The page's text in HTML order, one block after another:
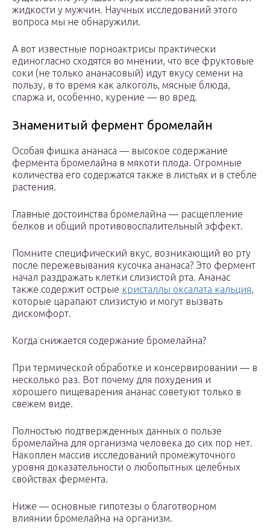
жидкости у мужчин. Научных исследований этого
вопроса мы не обнаружили.
А вот известные порноактрисы практически
единогласно сходятся во мнении, что все фруктовые
соки (не только ананасовый) идут вкусу семени на
пользу, в то время как алкоголь, мясные блюда,
спаржа и, особенно, курение — во вред.
Знаменитый фермент бромелайн
Особая фишка ананаса — высокое содержание
фермента бромелайна в мякоти плода. Огромные
количества его содержатся также в листьях и в стебле
растения.
Главные достоинства бромелайна — расщепление
белков и общий противовоспалительный эффект.
Помните специфический вкус, возникающий во рту
после пережевывания кусочка ананаса? Это фермент
начал раздражать клетки слизистой рта. Ананас
также содержит острые кристаллы оксалата кальция,
которые царапают слизистую и могут вызвать
дискомфорт.
Когда снижается содержание бромелайна?
При термической обработке и консервировании — в
несколько раз. Вот почему для похудения и
хорошего пищеварения ананас советуют только в
свежем виде.
Полностью подтвержденных данных о пользе
бромелайна для организма человека до сих пор нет.
Накоплен массив исследований промежуточного
уровня доказательности о любопытных целебных
свойствах фермента.
Ниже — основные гипотезы о благотворном
влиянии бромелайна на организм.